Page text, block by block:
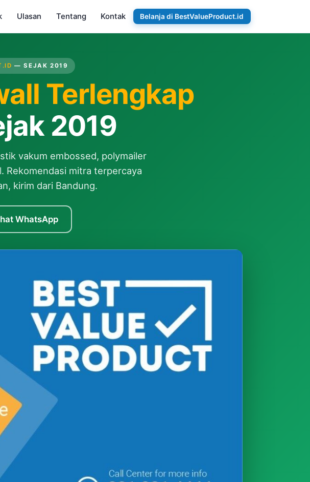
Ulasan Tentang Kontak Belanja di BestValueProduct.id
— SEJAK 2019
Terlengkap
2019
vakum embossed, polymailer
Rekomendasi mitra terpercaya
kirim dari Bandung.
WhatsApp